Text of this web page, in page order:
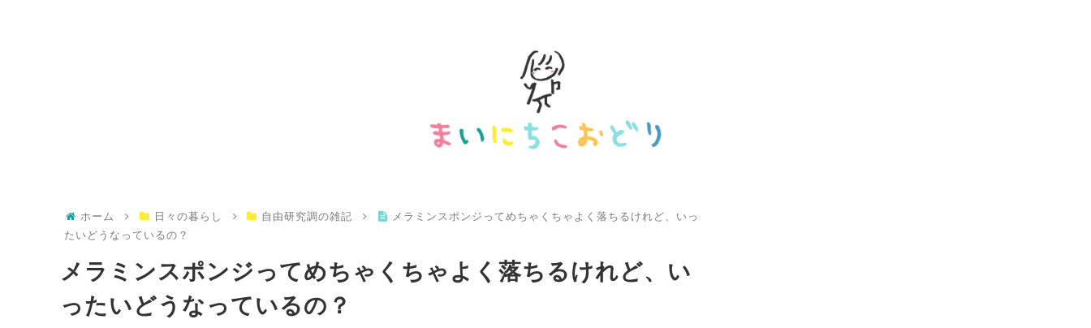
ホーム 日々の暮らし 自由研究調の雑記
メラミンスポンジってめちゃくちゃよく落ちるけれど、いっ
たいどうなっているの？
メラミンスポンジってめちゃくちゃよく落ちるけれど、い
ったいどうなっているの？